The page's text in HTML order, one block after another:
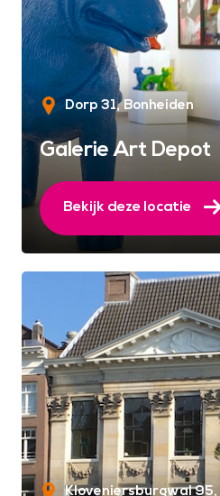
Dorp 31 Bonheiden
Galerie Art Depot
Bekijk deze locatie
Kloveniersburgwal 95